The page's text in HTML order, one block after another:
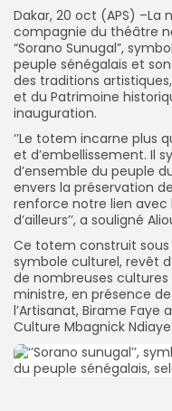
Dakar, 20 oct (APS)
compagnie du théâtre
“Sorano Sunugal”,
peuple sénégalais et
des traditions
et du Patrimoine
inauguration.
‘’Le totem incarne plus
et d’embellissement. Il
d’ensemble du peuple
envers la préservation
renforce notre lien avec
d’ailleurs’’, a souligné
Ce totem construit
symbole culturel, revêt
de nombreuses cultures
ministre, en présence
l’Artisanat, Birame Faye
Culture Mbagnick Ndiaye.